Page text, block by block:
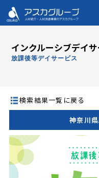
インクルーシブデイ
放課後等デイサービス
検索結果一覧に戻る
神奈川